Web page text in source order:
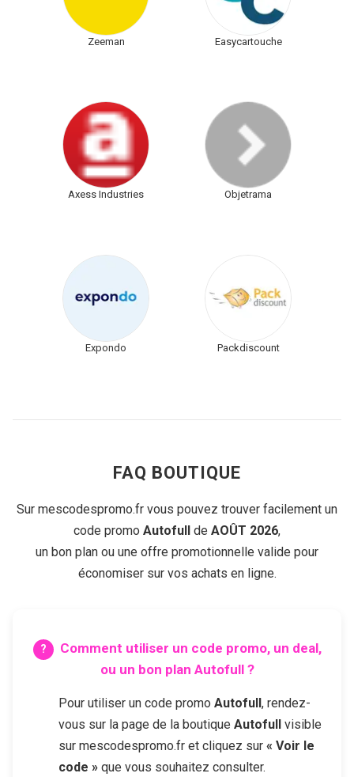
Zeeman Easycartouche
Axess Industries Objetrama
Expondo Packdiscount
FAQ BOUTIQUE
Sur mescodespromo.fr vous pouvez trouver facilement un
code promo Autofull de AOÛT 2026,
un bon plan ou une offre promotionnelle valide pour
économiser sur vos achats en ligne.
Comment utiliser un code promo, un deal,
ou un bon plan Autofull?
Pour utiliser un code promo Autofull, rendez-
vous sur la page de la boutique Autofull visible
sur mescodespromo.fr et cliquez sur « Voir le
code » que vous souhaitez consulter.